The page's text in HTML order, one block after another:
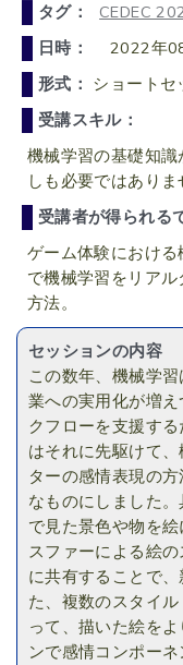
タグ： CEDEC
日時：
2022年
形式： ショートセ
受講スキル：
機械学習の基礎知
しも必要ではありま
受講者が得られる
ゲーム体験におけ
で機械学習をリア
方法。
セッションの内容
この数年、機械学
業への実用化が増
クフローを支援す
はそれに先駆けて
ターの感情表現の
なものにしました
で見た景色や物を
スファーによる絵
に共有することで
た、複数のスタイ
って、描いた絵を
ンで感情コンポー